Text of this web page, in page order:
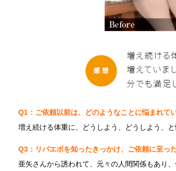
Q1：ご依頼以前は、どのようなことに悩まれて
増え続ける体重に、どうしよう、どうしよう、
Q3：リバエボを知ったきっかけ、ご依頼に至っ
亜矢さんから誘われて、元々の人間関係もあり